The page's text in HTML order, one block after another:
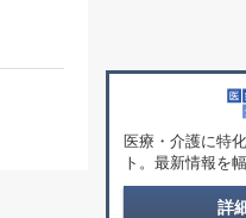
医療・介護に特
ト。最新情報を
詳